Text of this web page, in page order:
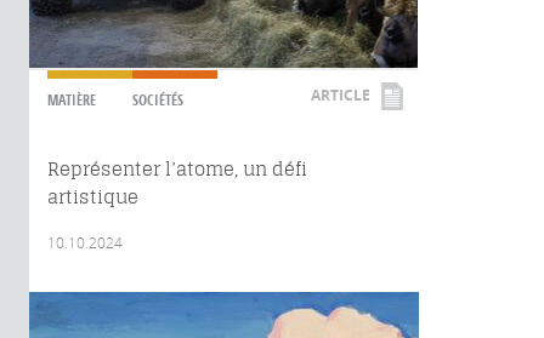
MATIÈRE SOCIÉTÉS ARTICLE
Représenter l’atome, un défi
artistique
10.10.2024